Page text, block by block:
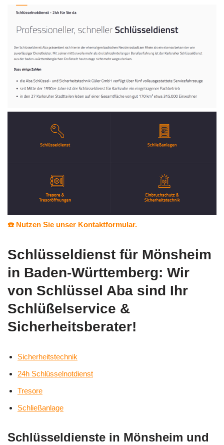
☎️ Nutzen Sie unser Kontaktformular.
Schlüsseldienst für Mönsheim
in Baden-Württemberg: Wir
von Schlüssel Aba sind Ihr
Schlüßelservice &
Sicherheitsberater!
Sicherheitstechnik
24h Schlüsselnotdienst
Tresore
Schließanlage
Schlüsseldienste in Mönsheim und